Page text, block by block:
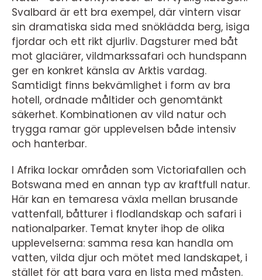
Svalbard är ett bra exempel, där vintern visar
sin dramatiska sida med snöklädda berg, isiga
fjordar och ett rikt djurliv. Dagsturer med båt
mot glaciärer, vildmarkssafari och hundspann
ger en konkret känsla av Arktis vardag.
Samtidigt finns bekvämlighet i form av bra
hotell, ordnade måltider och genomtänkt
säkerhet. Kombinationen av vild natur och
trygga ramar gör upplevelsen både intensiv
och hanterbar.
I Afrika lockar områden som Victoriafallen och
Botswana med en annan typ av kraftfull natur.
Här kan en temaresa växla mellan brusande
vattenfall, båtturer i flodlandskap och safari i
nationalparker. Temat knyter ihop de olika
upplevelserna: samma resa kan handla om
vatten, vilda djur och mötet med landskapet, i
stället för att bara vara en lista med måsten.